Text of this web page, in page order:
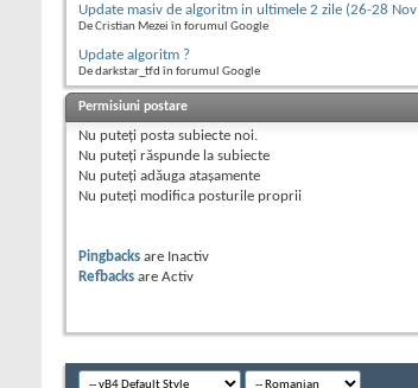
Update masiv de algoritm in ultimele 2 zile (26-28
De Cristian Mezei în forumul Google
Update algoritm ?
De darkstar_tfd în forumul Google
Permisiuni postare
Nu puteţi posta subiecte noi.
Nu puteţi răspunde la subiecte
Nu puteţi adăuga ataşamente
Nu puteţi modifica posturile proprii
Pingbacks are Inactiv
Refbacks are Activ